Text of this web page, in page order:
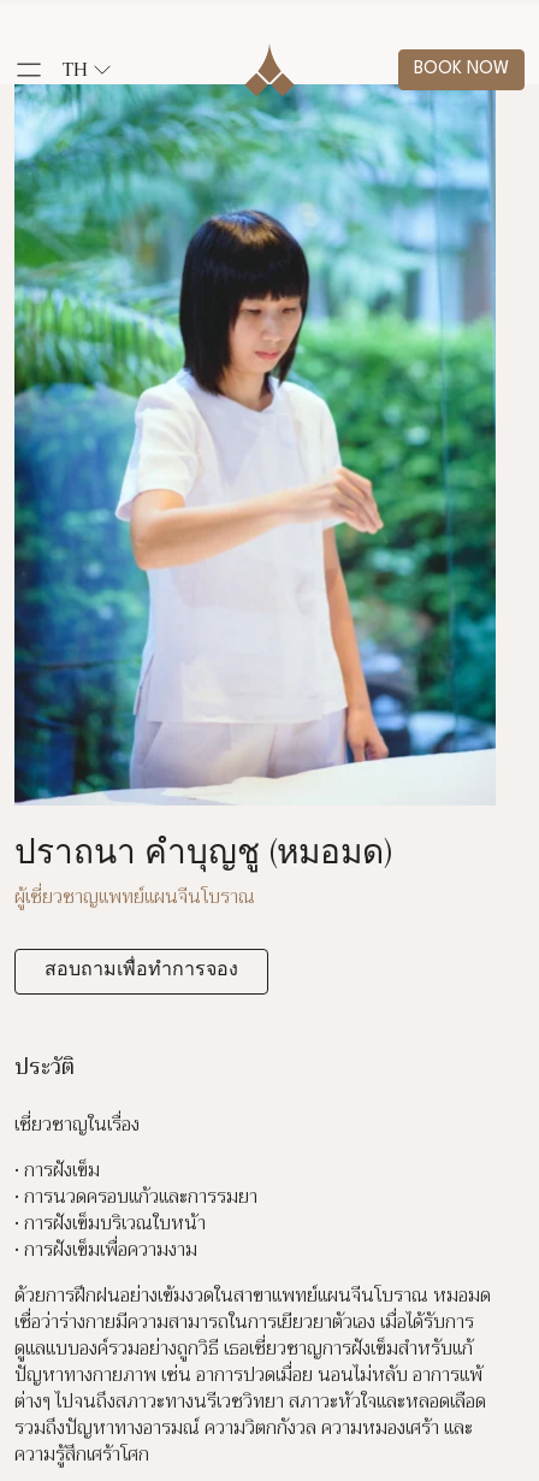
TH BOOK NOW
ปราถนา คำบุญชู (หมอมด)
ผู้เชี่ยวชาญแพทย์แผนจีนโบราณ
สอบถามเพื่อทำการจอง
ประวัติ
เชี่ยวชาญในเรื่อง
• ​​การฝังเข็ม​
• การนวดครอบแก้วและการรมยา​
• การฝังเข็มบริเวณใบหน้า
​​• การฝังเข็มเพื่อความงาม​
ด้วยการฝึกฝนอย่างเข้มงวดในสาขาแพทย์แผนจีนโบราณ หมอมด
เชื่อว่าร่างกายมีความสามารถในการเยียวยาตัวเอง เมื่อได้รับการ
ดูแลแบบองค์รวมอย่างถูกวิธี เธอเชี่ยวชาญการฝังเข็มสำหรับแก้
ปัญหาทางกายภาพ เช่น อาการปวดเมื่อย นอนไม่หลับ อาการแพ้
ต่างๆ ไปจนถึงสภาวะทางนรีเวชวิทยา สภาวะหัวใจและหลอดเลือด
รวมถึงปัญหาทางอารมณ์ ความวิตกกังวล ความหมองเศร้า และ
ความรู้สึกเศร้าโศก